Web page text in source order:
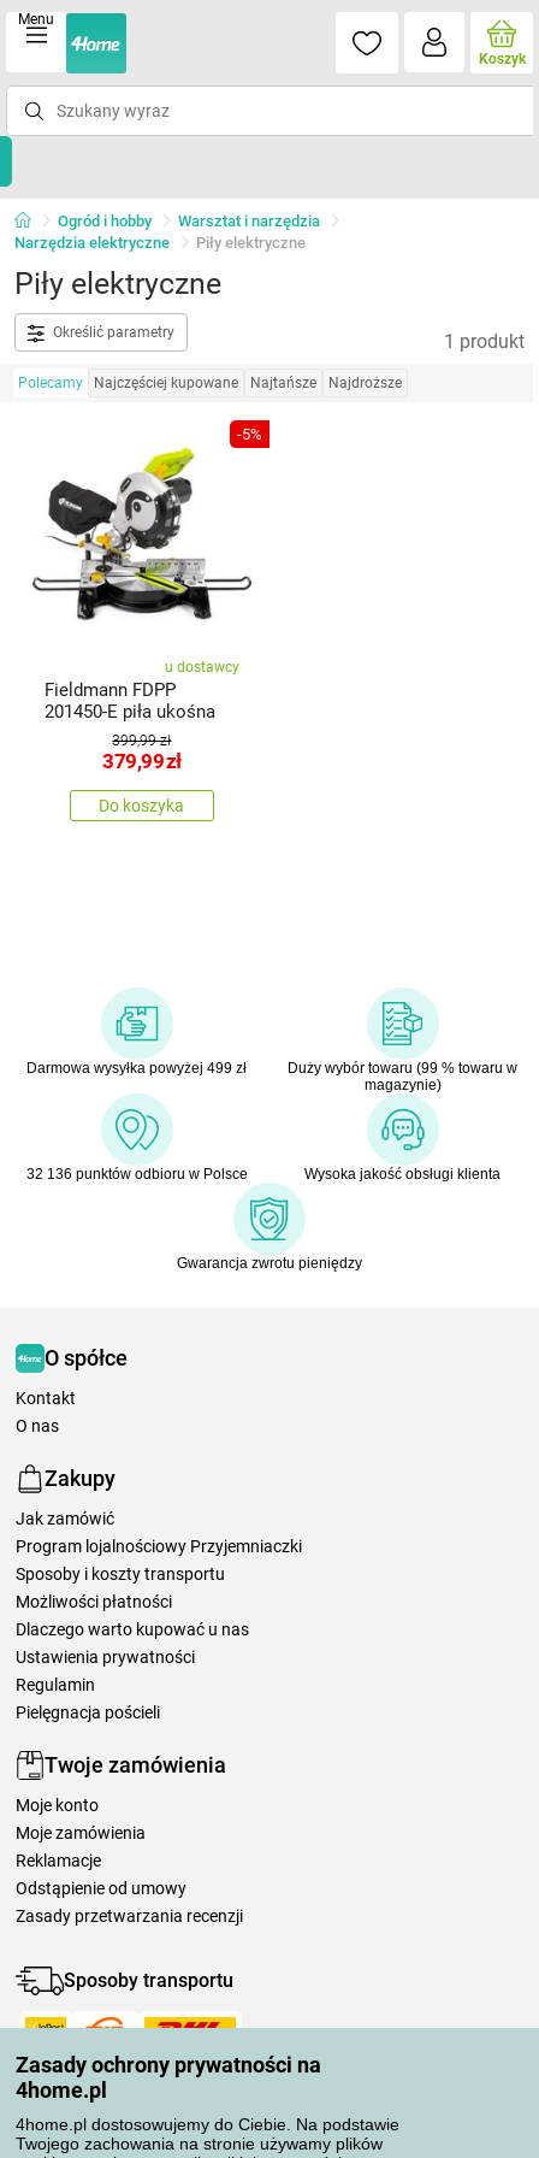
Zasady ochrony prywatności na
4home.pl
4home.pl dostosowujemy do Ciebie. Na podstawie
Twojego zachowania na stronie używamy plików
Menu
Koszyk
Ogród i hobby
Warsztat i narzędzia
Narzędzia elektryczne
Piły elektryczne
Piły elektryczne
Określić parametry 1 produkt
Polecamy Najczęściej kupowane Najtańsze Najdroższe
-5%
u dostawcy
Fieldmann FDPP
201450-E piła ukośna
399,99 zł
379,99zł
Do koszyka
Darmowa wysyłka powyżej 499 zł
Duży wybór towaru (99 % towaru w
magazynie)
32 136 punktów odbioru w Polsce Wysoka jakość obsługi klienta
Gwarancja zwrotu pieniędzy
O spółce
Kontakt
O nas
Zakupy
Jak zamówić
Program lojalnościowy Przyjemniaczki
Sposoby i koszty transportu
Możliwości płatności
Dlaczego warto kupować u nas
Ustawienia prywatności
Regulamin
Pielęgnacja pościeli
Twoje zamówienia
Moje konto
Moje zamówienia
Reklamacje
Odstąpienie od umowy
Zasady przetwarzania recenzji
Sposoby transportu
Metody płatności
Niezawodny sklep